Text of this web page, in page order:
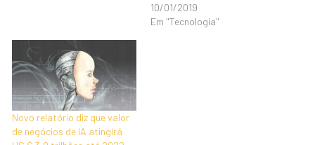
10/01/2019
Em "Tecnologia"
Novo relatório diz que valor
de negócios de IA atingirá